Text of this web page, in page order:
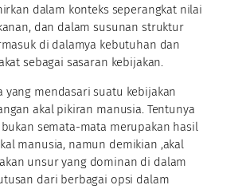
dalam konteks seperangkat nilai
dan dalam susunan struktur
di dalamya kebutuhan dan
sebagai sasaran kebijakan.
yang mendasari suatu kebijakan
akal pikiran manusia. Tentunya
semata-mata merupakan hasil
manusia, namun demikian ,akal
unsur yang dominan di dalam
dari berbagai opsi dalam